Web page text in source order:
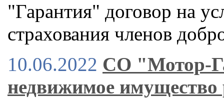
"Гарантия" договор на
страхования членов
10.06.2022 СО "Мотор-
недвижимое имущество